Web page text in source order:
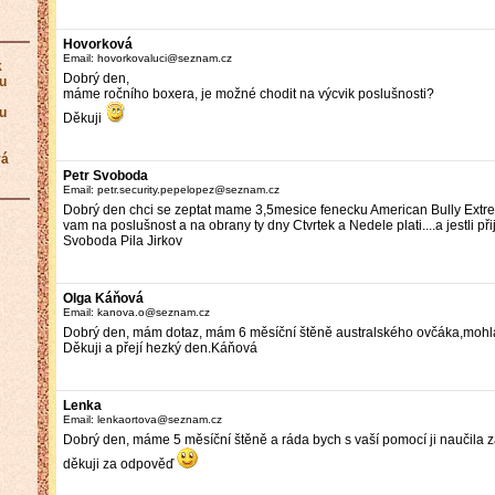
Hovorková
Email: hovorkovaluci@seznam.cz
Dobrý den,
máme ročního boxera, je možné chodit na výcvik poslušnosti?
Děkuji
Petr Svoboda
Email: petr.security.pepelopez@seznam.cz
Dobrý den chci se zeptat mame 3,5mesice fenecku American Bully
vam na poslušnost a na obrany ty dny Ctvrtek a Nedele plati....a jestli
Svoboda Pila Jirkov
Olga Káňová
Email: kanova.o@seznam.cz
Dobrý den, mám dotaz, mám 6 měsíční štěně australského
Děkuji a přejí hezký den.Káňová
Lenka
Email: lenkaortova@seznam.cz
Dobrý den, máme 5 měsíční štěně a ráda bych s vaší pomocí ji naučila
děkuji za odpověď